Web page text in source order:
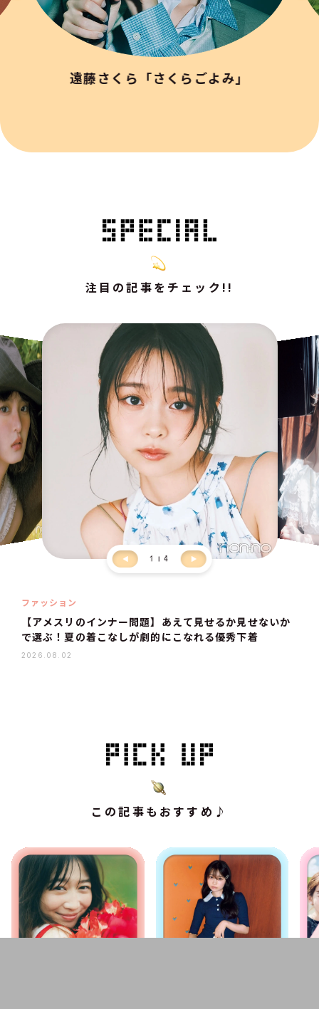
遠藤さくら「さくらごよみ」
注目の記事をチェック!!
1 4
ファッション
【アメスリのインナー問題】あえて見せるか見せないか
で選ぶ！夏の着こなしが劇的にこなれる優秀下着
2026.08.02
この記事もおすすめ♪